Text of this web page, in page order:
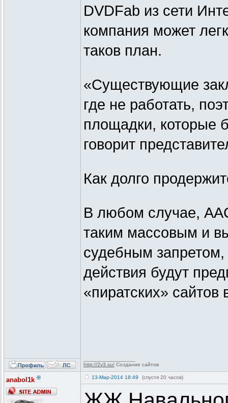
DVDFab из сети
компания может
таков план.
«Существующие
где не работать,
площадки, которые
говорит
Как долго
В любом случае,
таким массовым и
судебным
действия будут
«пиратских»
http://2v3.su/ Создание сайтов
anabol1k ® 13-Мар-2014 18:49 (спустя 20 часов)